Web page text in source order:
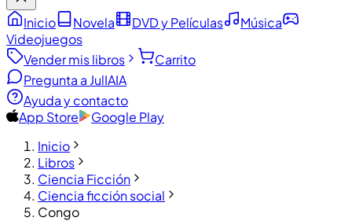
Inicio Novela DVD y Películas
Música
Videojuegos
Vender mis libros
Carrito
Pregunta a JulIAIA
Ayuda y contacto
App Store
Google Play
Inicio
Libros
Ciencia Ficción
Ciencia ficción social
Congo